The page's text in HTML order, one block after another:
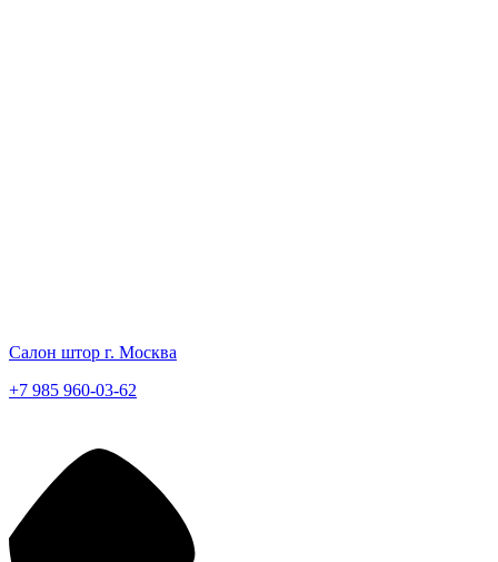
Салон штор г. Москва
+7 985 960-03-62